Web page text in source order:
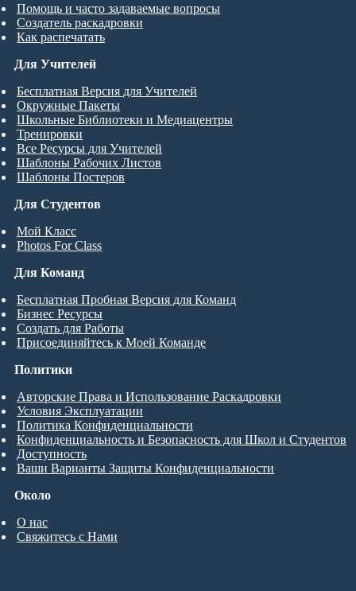
Помощь и часто задаваемые вопросы
Создатель раскадровки
Как распечатать
Для Студентов
Мой Класс
Photos For Class
Для Учителей
Бесплатная Версия для Учителей
Окружные Пакеты
Школьные Библиотеки и Медиацентры
Тренировки
Все Ресурсы для Учителей
Шаблоны Рабочих Листов
Шаблоны Постеров
Для Команд
Бесплатная Пробная Версия для Команд
Бизнес Ресурсы
Создать для Работы
Присоединяйтесь к Моей Команде
Около
О нас
Свяжитесь с Нами
Политики
Авторские Права и Использование Раскадровки
Условия Эксплуатации
Политика Конфиденциальности
Конфиденциальность и Безопасность для Школ и Студентов
Доступность
Ваши Варианты Защиты Конфиденциальности